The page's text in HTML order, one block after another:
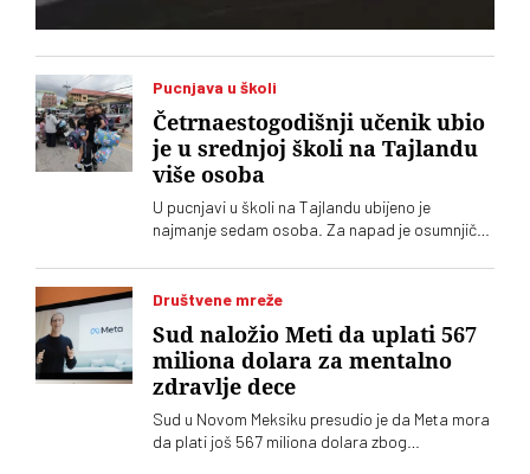
Pucnjava u školi
Četrnaestogodišnji učenik ubio
je u srednjoj školi na Tajlandu
više osoba
U pucnjavi u školi na Tajlandu ubijeno je
najmanje sedam osoba. Za napad je osumnjičen
Društvene mreže
Sud naložio Meti da uplati 567
miliona dolara za mentalno
zdravlje dece
Sud u Novom Meksiku presudio je da Meta mora
da plati još 567 miliona dolara zbog